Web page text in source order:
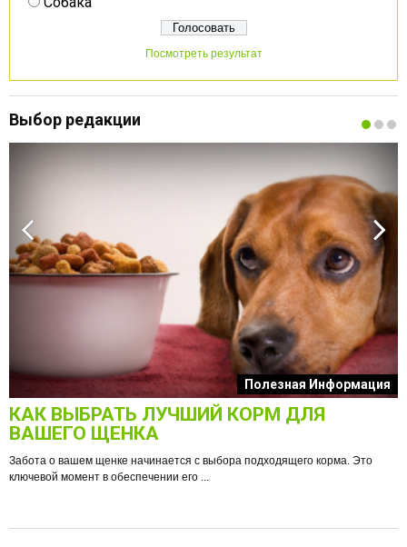
Посмотреть результат
Выбор редакции
Полезная Информация
КАК ВЫБРАТЬ ЛУЧШИЙ КОРМ ДЛЯ
ВАШЕГО ЩЕНКА
Забота о вашем щенке начинается с выбора подходящего корма. Это
ключевой момент в обеспечении его ...